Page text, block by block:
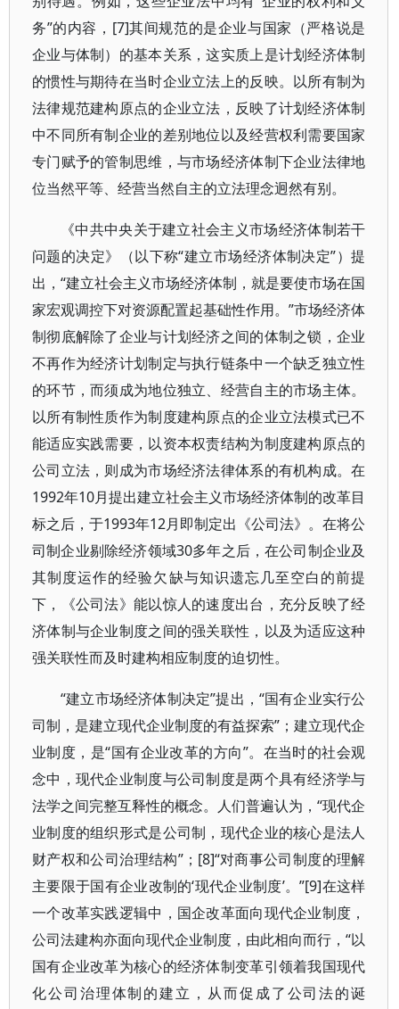
务”的内容，[7]其间规范的是企业与国家（严格说是
企业与体制）的基本关系，这实质上是计划经济体制
的惯性与期待在当时企业立法上的反映。以所有制为
法律规范建构原点的企业立法，反映了计划经济体制
中不同所有制企业的差别地位以及经营权利需要国家
专门赋予的管制思维，与市场经济体制下企业法律地
位当然平等、经营当然自主的立法理念迥然有别。
《中共中央关于建立社会主义市场经济体制若干
问题的决定》（以下称“建立市场经济体制决定”）提
出，“建立社会主义市场经济体制，就是要使市场在国
家宏观调控下对资源配置起基础性作用。”市场经济体
制彻底解除了企业与计划经济之间的体制之锁，企业
不再作为经济计划制定与执行链条中一个缺乏独立性
的环节，而须成为地位独立、经营自主的市场主体。
以所有制性质作为制度建构原点的企业立法模式已不
能适应实践需要，以资本权责结构为制度建构原点的
公司立法，则成为市场经济法律体系的有机构成。在
1992年10月提出建立社会主义市场经济体制的改革目
标之后，于1993年12月即制定出《公司法》。在将公
司制企业剔除经济领域30多年之后，在公司制企业及
其制度运作的经验欠缺与知识遗忘几至空白的前提
下，《公司法》能以惊人的速度出台，充分反映了经
济体制与企业制度之间的强关联性，以及为适应这种
强关联性而及时建构相应制度的迫切性。
“建立市场经济体制决定”提出，“国有企业实行公
司制，是建立现代企业制度的有益探索”；建立现代企
业制度，是“国有企业改革的方向”。在当时的社会观
念中，现代企业制度与公司制度是两个具有经济学与
法学之间完整互释性的概念。人们普遍认为，“现代企
业制度的组织形式是公司制，现代企业的核心是法人
财产权和公司治理结构”；[8]“对商事公司制度的理解
主要限于国有企业改制的‘现代企业制度’。”[9]在这样
一个改革实践逻辑中，国企改革面向现代企业制度，
公司法建构亦面向现代企业制度，由此相向而行，“以
国有企业改革为核心的经济体制变革引领着我国现代
化公司治理体制的建立，从而促成了公司法的诞